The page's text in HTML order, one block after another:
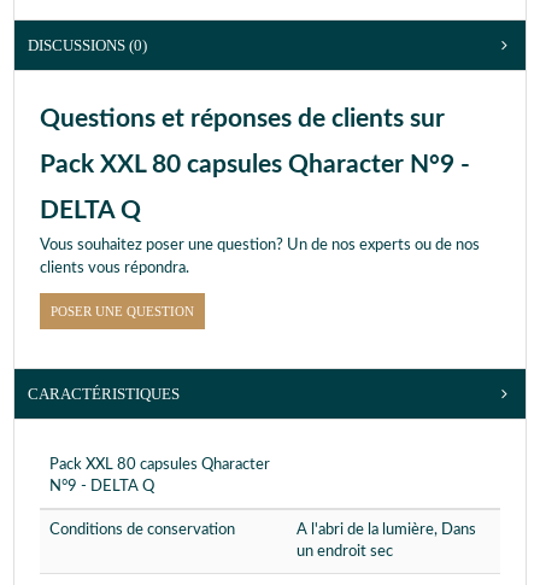
DISCUSSIONS (0)
Questions et réponses de clients sur
Pack XXL 80 capsules Qharacter N°9 -
DELTA Q
Vous souhaitez poser une question? Un de nos experts ou de nos
clients vous répondra.
POSER UNE QUESTION
CARACTÉRISTIQUES
Pack XXL 80 capsules Qharacter
N°9 - DELTA Q
Conditions de conservation
A l'abri de la lumière, Dans
un endroit sec